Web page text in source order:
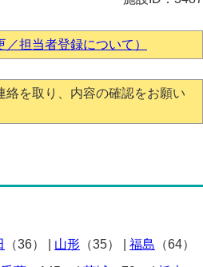
担当者登録について）
を取り、内容の確認をお願い
（36） 山形 （35） 福島 （64）